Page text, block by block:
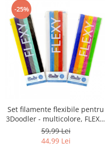
-25%
Set filamente flexibile pentru
3Doodler - multicolore, FLEXY,
Mix 1, Retro
59,99 Lei
44,99 Lei